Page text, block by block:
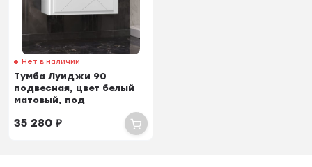
Нет в наличии
Тумба Луиджи 90
подвесная, цвет белый
матовый, под
35 280₽